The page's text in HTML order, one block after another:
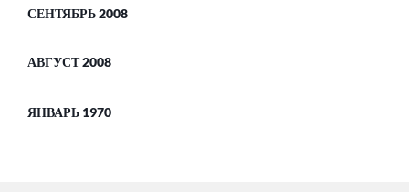
СЕНТЯБРЬ 2008
АВГУСТ 2008
ЯНВАРЬ 1970